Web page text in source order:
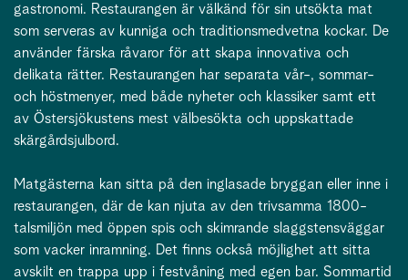
gastronomi. Restaurangen är välkänd för sin utsökta mat
som serveras av kunniga och traditionsmedvetna kockar. De
använder färska råvaror för att skapa innovativa och
delikata rätter. Restaurangen har separata vår-, sommar-
och höstmenyer, med både nyheter och klassiker samt ett
av Östersjökustens mest välbesökta och uppskattade
skärgårdsjulbord.
Matgästerna kan sitta på den inglasade bryggan eller inne i
restaurangen, där de kan njuta av den trivsamma 1800-
talsmiljön med öppen spis och skimrande slaggstensväggar
som vacker inramning. Det finns också möjlighet att sitta
avskilt en trappa upp i festvåning med egen bar. Sommartid